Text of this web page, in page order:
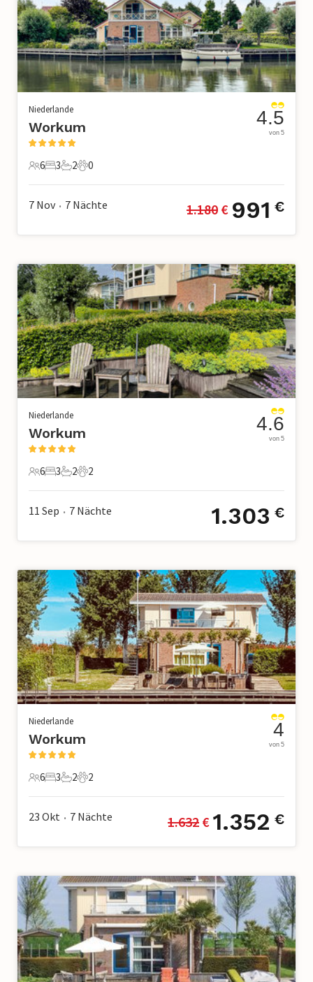
Niederlande
Workum
6 Gäste
6
3 Schlafzimmer
3
2 Badezimmer
2
0 Haustiere
0
4.5
von 5
7 Nov • 7 Nächte 1.180 € 991 €
Niederlande
Workum
6 Gäste
6
3 Schlafzimmer
3
2 Badezimmer
2
2 Haustiere
2
4.6
von 5
11 Sep • 7 Nächte 1.303 €
Niederlande
Workum
6 Gäste
6
3 Schlafzimmer
3
2 Badezimmer
2
2 Haustiere
2
4
von 5
23 Okt • 7 Nächte 1.632 € 1.352 €